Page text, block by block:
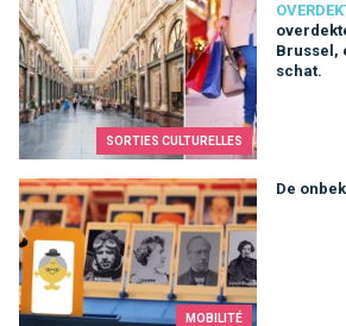
SORTIES CULTURELLES
Brussel,
schat.
De overdekte galerijen van Brussel,
MOBILITÉ
De
De onbekenden van de metro